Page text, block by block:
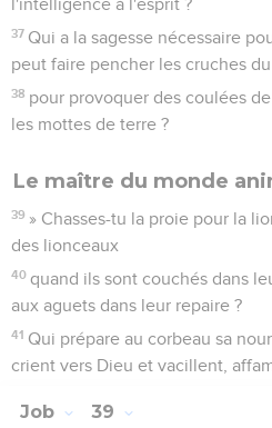
l'intelligence à l'esprit ?
37 Qui a la sagesse nécessaire
peut faire pencher les cruches
38 pour provoquer des coulées
les mottes de terre ?
Le maître du monde
39 » Chasses-tu la proie pour la
des lionceaux
40 quand ils sont couchés dans
aux aguets dans leur repaire ?
41 Qui prépare au corbeau sa
crient vers Dieu et vacillent,
Job 39